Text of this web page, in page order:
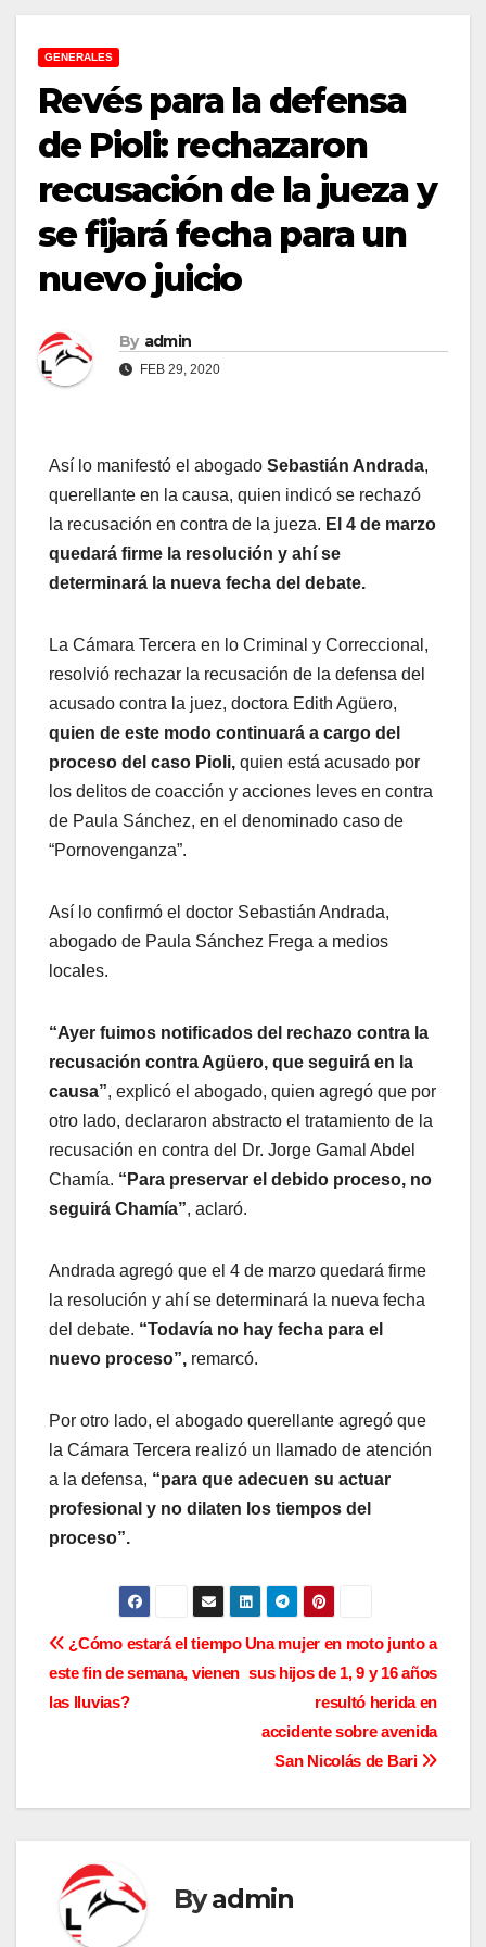
GENERALES
Revés para la defensa
de Pioli: rechazaron
recusación de la jueza y
se fijará fecha para un
nuevo juicio
By admin
FEB 29, 2020
Así lo manifestó el abogado Sebastián Andrada,
querellante en la causa, quien indicó se rechazó
la recusación en contra de la jueza. El 4 de marzo
quedará firme la resolución y ahí se
determinará la nueva fecha del debate.
La Cámara Tercera en lo Criminal y Correccional,
resolvió rechazar la recusación de la defensa del
acusado contra la juez, doctora Edith Agüero,
quien de este modo continuará a cargo del
proceso del caso Pioli, quien está acusado por
los delitos de coacción y acciones leves en contra
de Paula Sánchez, en el denominado caso de
“Pornovenganza”.
Así lo confirmó el doctor Sebastián Andrada,
abogado de Paula Sánchez Frega a medios
locales.
“Ayer fuimos notificados del rechazo contra la
recusación contra Agüero, que seguirá en la
causa”, explicó el abogado, quien agregó que por
otro lado, declararon abstracto el tratamiento de la
recusación en contra del Dr. Jorge Gamal Abdel
Chamía. “Para preservar el debido proceso, no
seguirá Chamía”, aclaró.
Andrada agregó que el 4 de marzo quedará firme
la resolución y ahí se determinará la nueva fecha
del debate. “Todavía no hay fecha para el
nuevo proceso”, remarcó.
Por otro lado, el abogado querellante agregó que
la Cámara Tercera realizó un llamado de atención
a la defensa, “para que adecuen su actuar
profesional y no dilaten los tiempos del
proceso”.
N
a
a
c
Una mujer en moto junto a
sus hijos de 1, 9 y 16 años
resultó herida en
accidente sobre avenida
San Nicolás de Bari
¿Cómo estará el tiempo
este fin de semana, vienen
las lluvias?
Byadmin